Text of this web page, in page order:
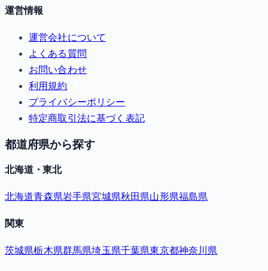
運営情報
運営会社について
よくある質問
お問い合わせ
利用規約
プライバシーポリシー
特定商取引法に基づく表記
都道府県から探す
北海道・東北
北海道青森県岩手県宮城県秋田県山形県福島県
関東
茨城県栃木県群馬県埼玉県千葉県東京都神奈川県